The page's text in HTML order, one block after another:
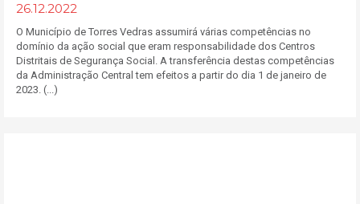
26.12.2022
O Município de Torres Vedras assumirá várias competências no
domínio da ação social que eram responsabilidade dos Centros
Distritais de Segurança Social. A transferência destas competências
da Administração Central tem efeitos a partir do dia 1 de janeiro de
2023. (...)